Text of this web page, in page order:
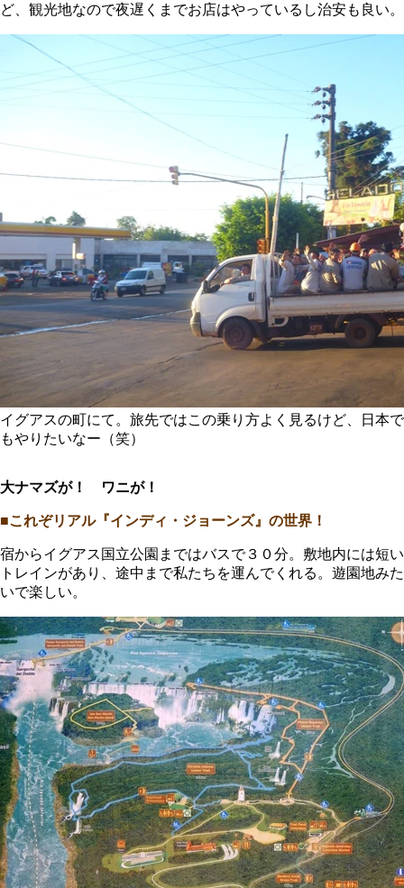
ど、観光地なので夜遅くまでお店はやっているし治安も良い。
イグアスの町にて。旅先ではこの乗り方よく見るけど、日本で
もやりたいなー（笑）
大ナマズが！ ワニが！
■これぞリアル『インディ・ジョーンズ』の世界！
宿からイグアス国立公園まではバスで３０分。敷地内には短い
トレインがあり、途中まで私たちを運んでくれる。遊園地みた
いで楽しい。